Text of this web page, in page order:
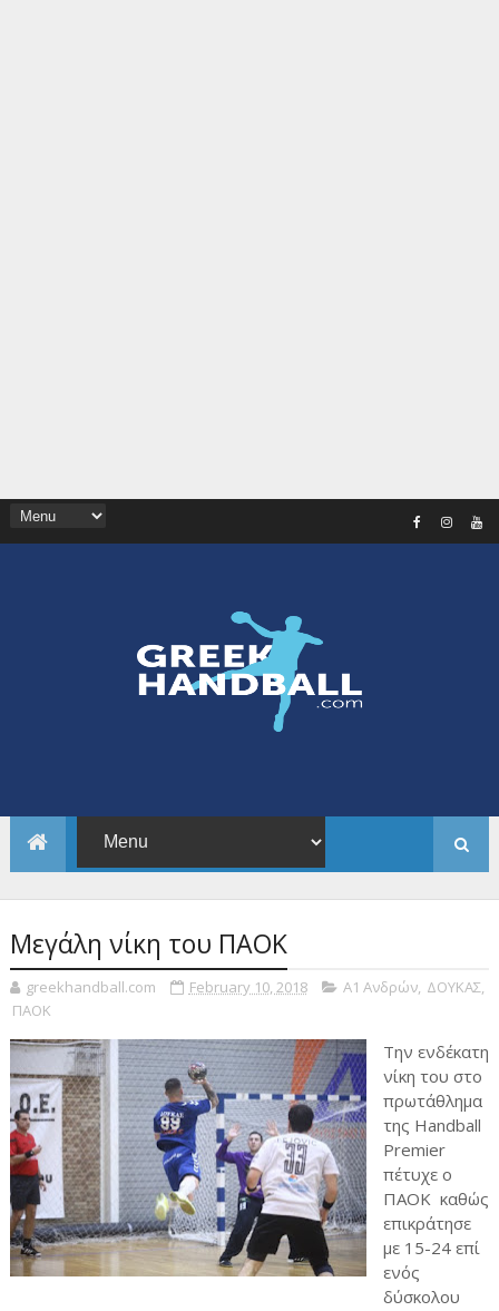
Μεγάλη νίκη του ΠΑΟΚ
greekhandball.com February 10, 2018 Α1 Ανδρών, ΔΟΥΚΑΣ,
ΠΑΟΚ
Την ενδέκατη
νίκη του στο
πρωτάθλημα
της Handball
Premier
πέτυχε ο
ΠΑΟΚ καθώς
επικράτησε
με 15-24 επί
ενός
δύσκολου